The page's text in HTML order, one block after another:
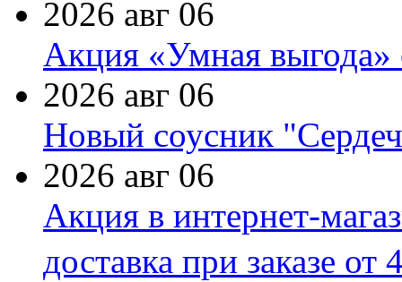
2026 авг 06
Акция «Умная выгода»
2026 авг 06
Новый соусник
2026 авг 06
Акция в интернет-
доставка при заказе от